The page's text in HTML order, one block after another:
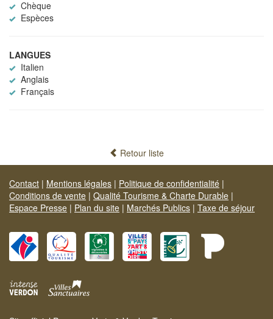
Chèque
Espèces
LANGUES
Italien
Anglais
Français
Retour liste
Contact | Mentions légales | Politique de confidentialité |
Conditions de vente | Qualité Tourisme & Charte Durable |
Espace Presse | Plan du site | Marchés Publics | Taxe de séjour